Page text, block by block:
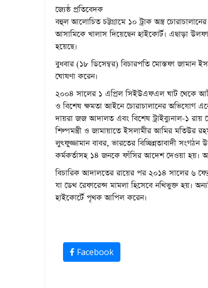
জ্যেষ্ঠ প্রতিবেদক
বহুল আলোচিত চট্টগ্রামে ১০ ট্রাক অস্ত্র
আসামিকে খালাস দিয়েছেন হাইকোর্ট। এছাড়া
হয়েছে।
বুধবার (১৮ ডিসেম্বর) বিচারপতি মোস্তফা জামান
ঘোষণা করেন।
২০০৪ সালের ১ এপ্রিল সিইউএফএল ঘাট থেকে আটক
ও বিশেষ ক্ষমতা আইনে চোরাচালানের অভিযোগ
দায়রা জজ আদালত এবং বিশেষ ট্রাইব্যুনাল-১ রায়
শিল্পমন্ত্রী ও জামায়াতে ইসলামীর আমির মতিউর
লুৎফুজ্জামান বাবর, ভারতের বিচ্ছিন্নতাবাদী
কর্মকর্তাসহ ১৪ জনকে ফাঁসির আদেশ দেওয়া হয়।
বিচারিক আদালতের রায়ের পর ২০১৪ সালের ৬
যা ডেথ রেফারেন্স মামলা হিসেবে নথিভুক্ত হয়।
হাইকোর্টে পৃথক আপিল করেন।
Facebook